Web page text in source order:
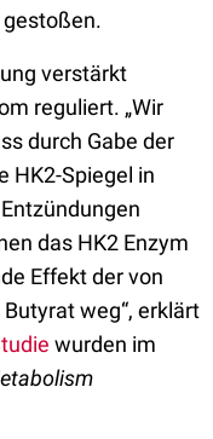
gestoßen.
verstärkt
reguliert. „Wir
durch Gabe der
HK2-Spiegel in
das HK2 Enzym
Effekt der von
weg“, erklärt
wurden im